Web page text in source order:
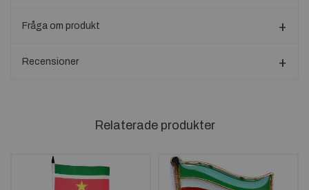
Fråga om produkt
Recensioner
Relaterade produkter